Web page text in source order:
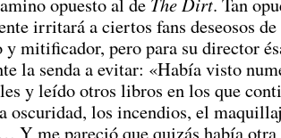
opuesto al de
. Tan
irritará a ciertos fans deseosos
y mitificador, pero para su director
la senda a evitar: «Había visto
y leído otros libros en los que
oscuridad, los incendios, el
Y me pareció que quizás había otra